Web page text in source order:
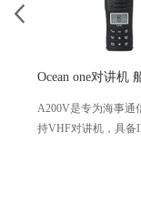
A200V是专为海事通
持VHF对讲机，具备
守功能。没有信号或